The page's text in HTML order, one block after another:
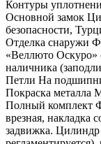
Контуры
Основной замок
безопасности,
Отделка снаружи
«Веллюто Оскуро»
наличника
Петли На
Покраска металла
Полный комплект
врезная, накладка
задвижка. Цилиндр